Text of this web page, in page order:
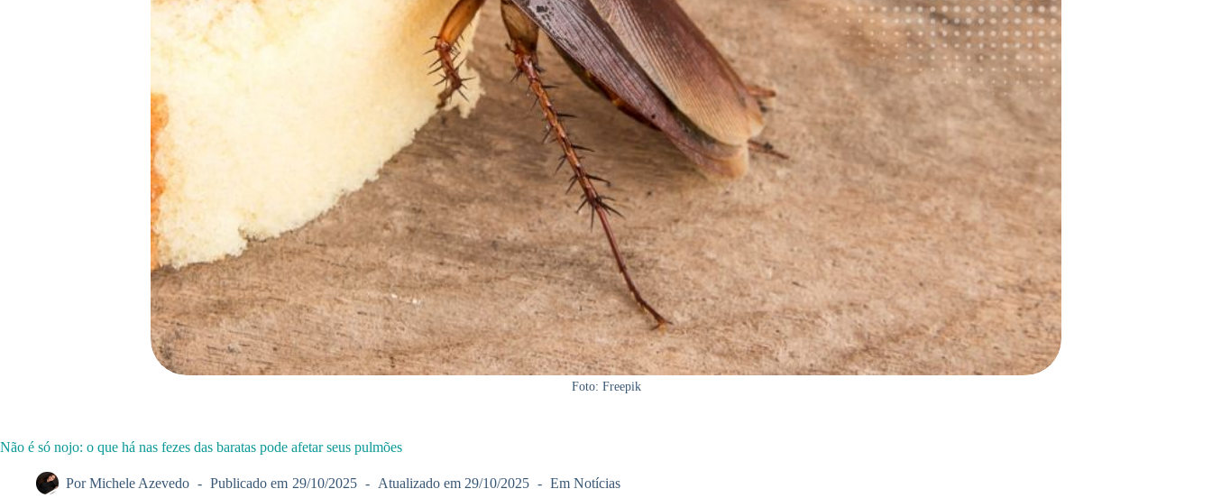
Foto: Freepik
Não é só nojo: o que há nas fezes das baratas pode afetar seus pulmões
Por Michele Azevedo Publicado em 29/10/2025 Atualizado em 29/10/2025 Em Notícias